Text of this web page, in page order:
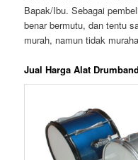
Bapak/Ibu. Sebagai
benar bermutu, dan tentu
murah, namun tidak
Jual Harga Alat